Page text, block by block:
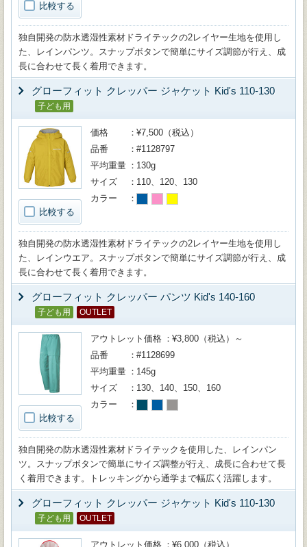
比較する
独自開発の防水透湿性素材ドライテックの2レイヤー生地を使用し
た、レインパンツ。スナップボタンで簡単にサイズ調節が行え、成
長に合わせて長く着用できます。
グローフィット クレッパー ジャケット Kid's 110-130
子ども用
比較する
価格
¥7,500（税込）
品番
#1128797
平均重量
130g
サイズ
110、120、130
カラー
独自開発の防水透湿性素材ドライテックの2レイヤー生地を使用し
た、レインウエア。スナップボタンで簡単にサイズ調節が行え、成
長に合わせて長く着用できます。
グローフィット クレッパー パンツ Kid's 140-160
子ども用 OUTLET
比較する
アウトレット価格
¥3,800（税込）～
品番
#1128699
平均重量
145g
サイズ
130、140、150、160
カラー
独自開発の防水透湿性素材ドライテックを使用した、レインパン
ツ。スナップボタンで簡単にサイズ調整が行え、成長に合わせて長
く着用できます。トレッキングから通学まで幅広く活躍します。
グローフィット クレッパー ジャケット Kid's 110-130
子ども用 OUTLET
アウトレット価格 ¥6,000（税込）